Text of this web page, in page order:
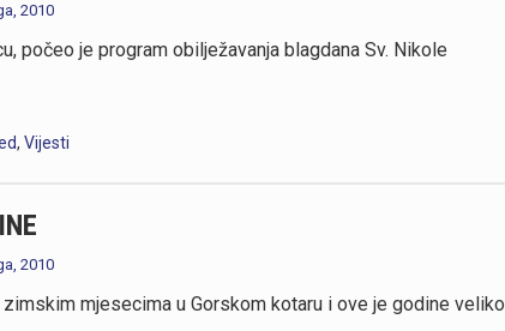
2010
počeo je program obilježavanja blagdana Sv. Nikole
, Vijesti
2010
zimskim mjesecima u Gorskom kotaru i ove je godine veliko